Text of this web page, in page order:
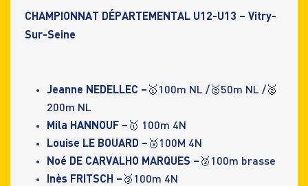
CHAMPIONNAT DÉPARTEMENTAL U12-U13 – Vitry-
Sur-Seine
Jeanne NEDELLEC – 🥇100m NL /🥈50m NL /🥈
200m NL
Mila HANNOUF – 🥇 100m 4N
Louise LE BOUARD – 🥈100M 4N
Noé DE CARVALHO MARQUES – 🥉100m brasse
Inès FRITSCH – 🥉100m 4N